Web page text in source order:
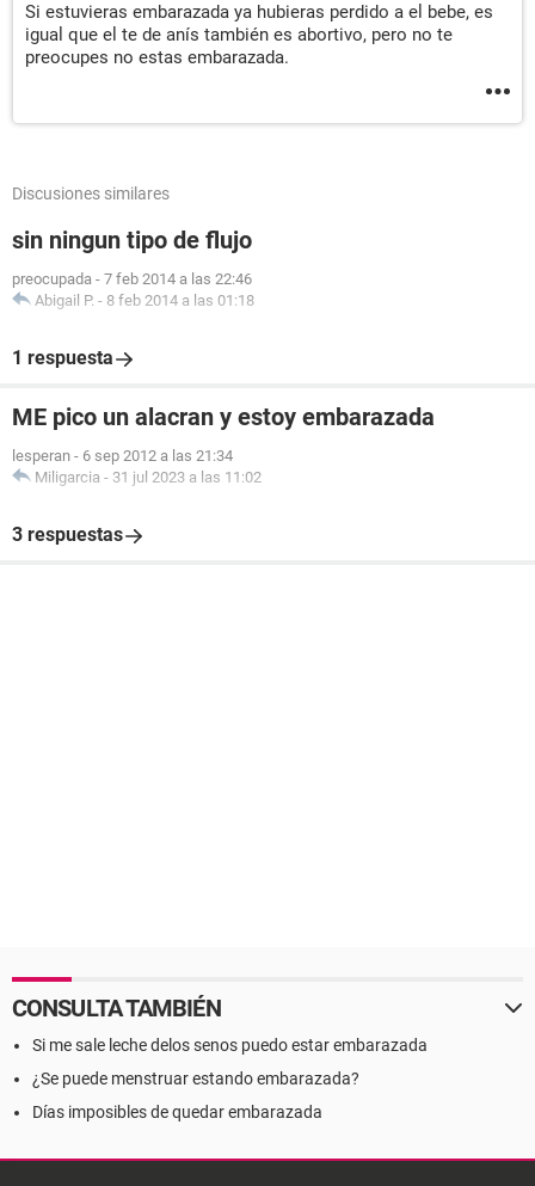
Si estuvieras embarazada ya hubieras perdido a el bebe, es
igual que el te de anís también es abortivo, pero no te
preocupes no estas embarazada.
Discusiones similares
sin ningun tipo de flujo
preocupada - 7 feb 2014 a las 22:46
Abigail P. - 8 feb 2014 a las 01:18
1 respuesta
ME pico un alacran y estoy embarazada
lesperan - 6 sep 2012 a las 21:34
Miligarcia - 31 jul 2023 a las 11:02
3 respuestas
CONSULTA TAMBIÉN
Si me sale leche delos senos puedo estar embarazada
¿Se puede menstruar estando embarazada?
Días imposibles de quedar embarazada